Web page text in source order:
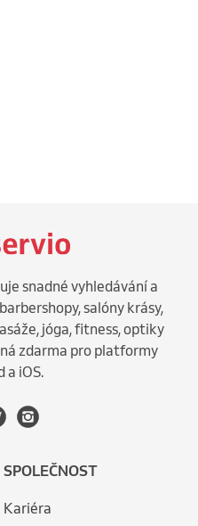
snadné vyhledávání a
salóny krásy,
jóga, fitness, optiky
zdarma pro platformy
a iOS.
SPOLEČNOST
Kariéra